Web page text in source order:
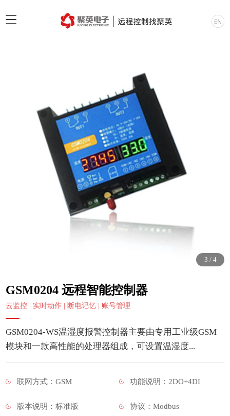
3 / 4
GSM0204 远程智能控制器
云监控 | 实时动作 | 断电记忆 | 账号管理
GSM0204-WS温湿度报警控制器主要由专用工业级GSM
模块和一款高性能的处理器组成，可设置温湿度...
联网方式：GSM 功能说明：2DO+4DI
版本说明：标准版 协议：Modbus